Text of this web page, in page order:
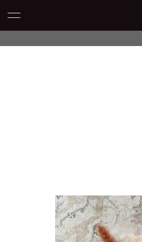
15時までのご注文